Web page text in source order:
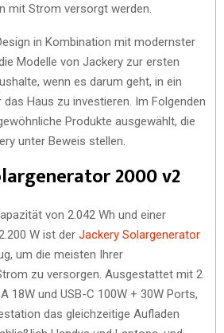
mit Strom versorgt werden.
in Kombination mit modernster
Modelle von Jackery zur ersten
wenn es darum geht, in ein
Haus zu investieren. Im Folgenden
Produkte ausgewählt, die
unter Beweis stellen.
2000 v2
von 2.042 Wh und einer
W ist der Jackery Solargenerator
um die meisten Ihrer
zu versorgen. Ausgestattet mit 2
18W und USB-C 100W + 30W Ports,
das gleichzeitige Aufladen